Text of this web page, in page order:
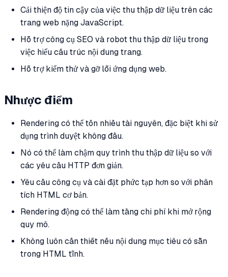
Cải thiện độ tin cậy của việc thu thập dữ liệu trên các
trang web nặng JavaScript.
Hỗ trợ công cụ SEO và robot thu thập dữ liệu trong
việc hiểu cấu trúc nội dung trang.
Hỗ trợ kiểm thử và gỡ lỗi ứng dụng web.
Nhược điểm
Rendering có thể tốn nhiều tài nguyên, đặc biệt khi sử
dụng trình duyệt không đầu.
Nó có thể làm chậm quy trình thu thập dữ liệu so với
các yêu cầu HTTP đơn giản.
Yêu cầu công cụ và cài đặt phức tạp hơn so với phân
tích HTML cơ bản.
Rendering động có thể làm tăng chi phí khi mở rộng
quy mô.
Không luôn cần thiết nếu nội dung mục tiêu có sẵn
trong HTML tĩnh.